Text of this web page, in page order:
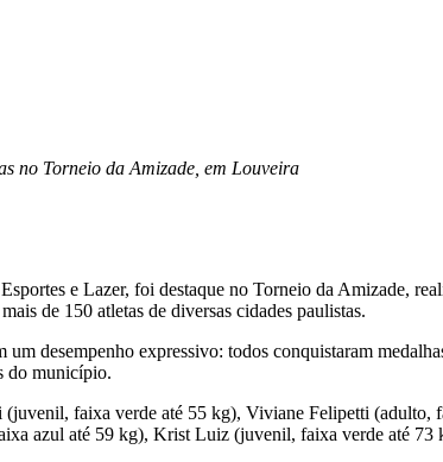
no Torneio da Amizade, em Louveira
e Lazer, foi destaque no Torneio da Amizade,
de 150 atletas de diversas cidades paulistas.
desempenho expressivo: todos conquistaram
do município.
faixa verde até 55 kg), Viviane Felipetti
azul até 59 kg), Krist Luiz (juvenil, faixa verde até